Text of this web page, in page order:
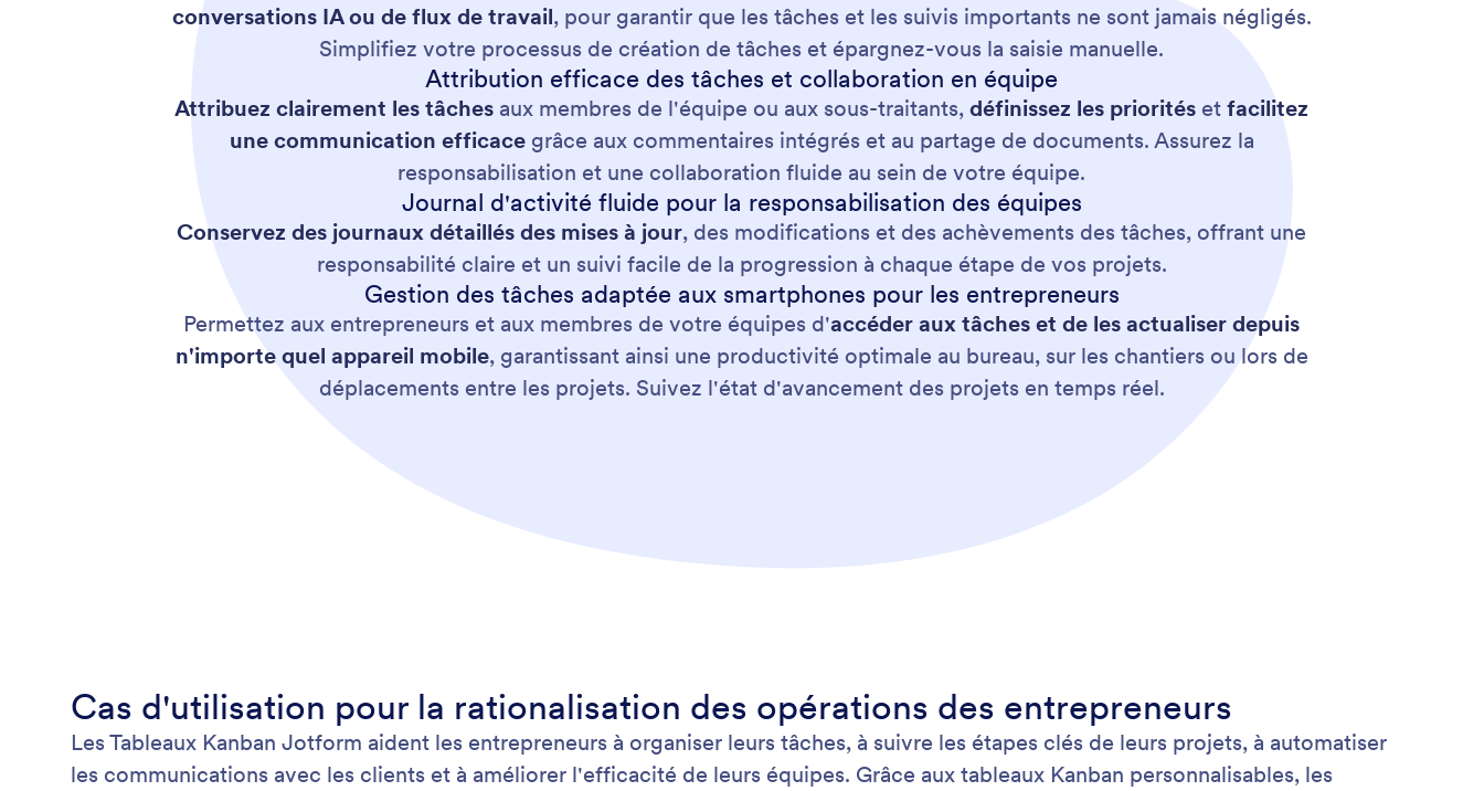
conversations IA ou de flux de travail, pour garantir que les tâches et les suivis importants ne sont jamais négligés.
Simplifiez votre processus de création de tâches et épargnez-vous la saisie manuelle.
Attribution efficace des tâches et collaboration en équipe
Attribuez clairement les tâches aux membres de l'équipe ou aux sous-traitants,définissez les priorités etfacilitez
une communication efficacegrâce aux commentaires intégrés et au partage de documents. Assurez la
responsabilisation et une collaboration fluide au sein de votre équipe.
Journal d'activité fluide pour la responsabilisation des équipes
Conservez des journaux détaillés des mises à jour, des modifications et des achèvements des tâches, offrant une
responsabilité claire et un suivi facile de la progression à chaque étape de vos projets.
Gestion des tâches adaptée aux smartphones pour les entrepreneurs
Permettez aux entrepreneurs et aux membres de votre équipes d'accéder aux tâches et de les actualiser depuis
n'importe quel appareil mobile, garantissant ainsi une productivité optimale au bureau, sur les chantiers ou lors de
déplacements entre les projets. Suivez l'état d'avancement des projets en temps réel.
Cas d'utilisation pour la rationalisation des opérations des entrepreneurs
Les Tableaux Kanban Jotform aident les entrepreneurs à organiser leurs tâches, à suivre les étapes clés de leurs projets, à automatiser
les communications avec les clients et à améliorer l'efficacité de leurs équipes. Grâce aux tableaux Kanban personnalisables, les